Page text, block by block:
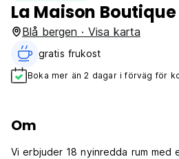
La Maison
Blå bergen · Visa karta
gratis frukost‎
Boka mer än 2 dagar i förväg för
Om
Vi erbjuder 18 nyinredda rum med